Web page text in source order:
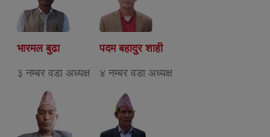
भारमल बुढा
३ नम्बर वडा अध्यक्ष
पदम बहादुर शाही
४ नम्बर वडा अध्यक्ष